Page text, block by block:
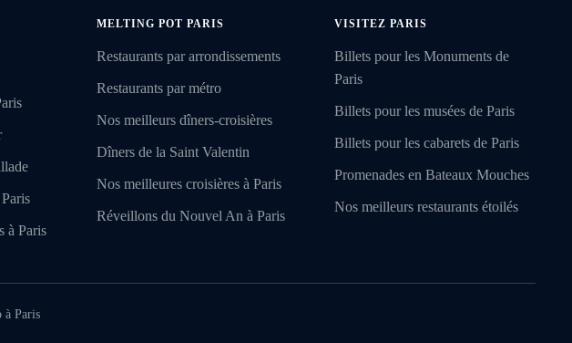
à Paris
MELTING POT PARIS
Restaurants par arrondissements
Restaurants par métro
Nos meilleurs dîners-croisières
Dîners de la Saint Valentin
Nos meilleures croisières à Paris
Réveillons du Nouvel An à Paris
VISITEZ PARIS
Billets pour les Monuments de
Paris
Billets pour les musées de Paris
Billets pour les cabarets de Paris
Promenades en Bateaux Mouches
Nos meilleurs restaurants étoilés
à Paris